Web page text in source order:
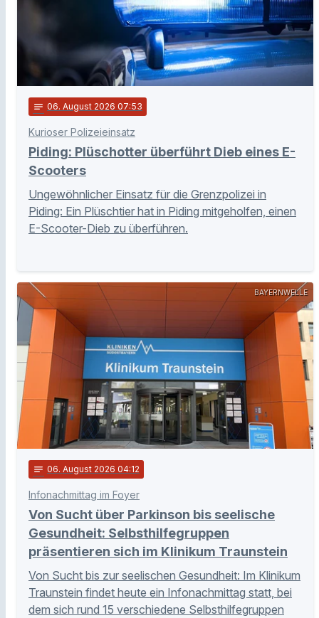
notes 06. August 2026 07:53
Kurioser Polizeieinsatz
Piding: Plüschotter überführt Dieb eines E-
Scooters
Ungewöhnlicher Einsatz für die Grenzpolizei in
Piding: Ein Plüschtier hat in Piding mitgeholfen, einen
E-Scooter-Dieb zu überführen.
BAYERNWELLE
notes 06. August 2026 04:12
Infonachmittag im Foyer
Von Sucht über Parkinson bis seelische
Gesundheit: Selbsthilfegruppen
präsentieren sich im Klinikum Traunstein
Von Sucht bis zur seelischen Gesundheit: Im Klinikum
Traunstein findet heute ein Infonachmittag statt, bei
dem sich rund 15 verschiedene Selbsthilfegruppen